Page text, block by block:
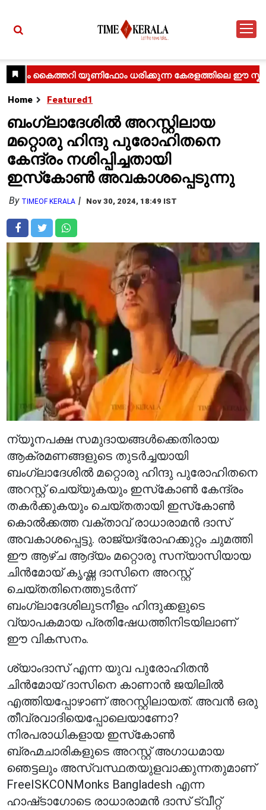
Home Featured1
ബംഗ്ലാദേശിൽ അറസ്റ്റിലായ
മറ്റൊരു ഹിന്ദു പുരോഹിതനെ
കേന്ദ്രം നശിപ്പിച്ചതായി
ഇസ്‌കോൺ അവകാശപ്പെടുന്നു
By TIMEOF KERALA Nov 30, 2024, 18:49 IST
ന്യൂനപക്ഷ സമുദായങ്ങൾക്കെതിരായ
ആക്രമണങ്ങളുടെ തുടർച്ചയായി
ബംഗ്ലാദേശിൽ മറ്റൊരു ഹിന്ദു പുരോഹിതനെ
അറസ്റ്റ് ചെയ്യുകയും ഇസ്‌കോൺ കേന്ദ്രം
തകർക്കുകയും ചെയ്തതായി ഇസ്‌കോൺ
കൊൽക്കത്ത വക്താവ് രാധാരാമൻ ദാസ്
അവകാശപ്പെട്ടു. രാജ്യദ്രോഹക്കുറ്റം ചുമത്തി
ഈ ആഴ്ച ആദ്യം മറ്റൊരു സന്യാസിയായ
ചിൻമോയ് കൃഷ്ണ ദാസിനെ അറസ്റ്റ്
ചെയ്തതിനെത്തുടർന്ന്
ബംഗ്ലാദേശിലുടനീളം ഹിന്ദുക്കളുടെ
വ്യാപകമായ പ്രതിഷേധത്തിനിടയിലാണ്
ഈ വികസനം.
ശ്യാംദാസ് എന്ന യുവ പുരോഹിതൻ
ചിൻമോയ് ദാസിനെ കാണാൻ ജയിലിൽ
എത്തിയപ്പോഴാണ് അറസ്റ്റിലായത്. അവൻ ഒരു
തീവ്രവാദിയെപ്പോലെയാണോ?
നിരപരാധികളായ ഇസ്‌കോൺ
ബ്രഹ്മചാരികളുടെ അറസ്റ്റ് അഗാധമായ
ഞെട്ടലും അസ്വസ്ഥതയുളവാക്കുന്നതുമാണ്
FreeISKCONMonks Bangladesh എന്ന
ഹാഷ്‌ടാഗോടെ രാധാരാമൻ ദാസ് ട്വീറ്റ്